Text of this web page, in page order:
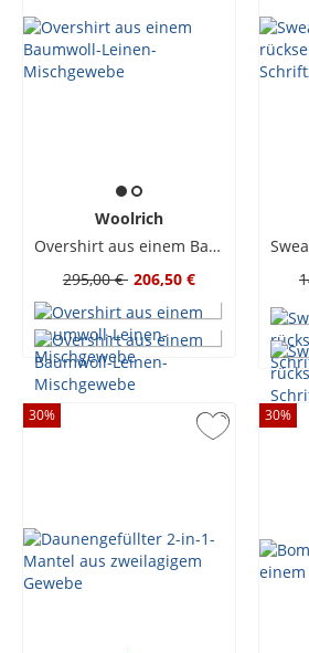
Outdoorbekleidung und Design mit
Trends und strapazierfähiger
Woolrich
Overshirt aus einem Baumwoll-Leinen-Mischgewebe
295,00 € 206,50 €
30% 30%